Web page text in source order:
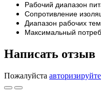
Рабочий диапазон
Сопротивление
Диапазон рабочих
Максимальный
Написать отзыв
Пожалуйста